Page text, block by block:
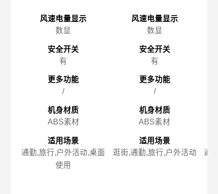
风速电量显示
数显
安全开关
有
更多功能
/
机身材质
ABS素材
适用场景
通勤,旅行,户外活动,桌面
使用
风速电量显示
数显
安全开关
有
更多功能
/
机身材质
ABS素材
适用场景
逛街,通勤,旅行,户外活动
通